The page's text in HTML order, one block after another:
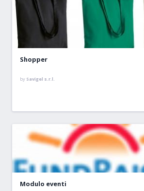
Shopper
by Savigel s.r.l.
Modulo eventi